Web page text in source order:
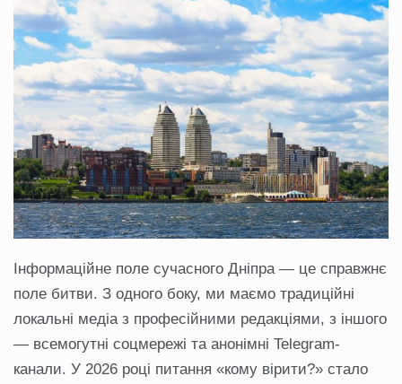
Інформаційне поле сучасного Дніпра — це справжнє
поле битви. З одного боку, ми маємо традиційні
локальні медіа з професійними редакціями, з іншого
— всемогутні соцмережі та анонімні Telegram-
канали. У 2026 році питання «кому вірити?» стало